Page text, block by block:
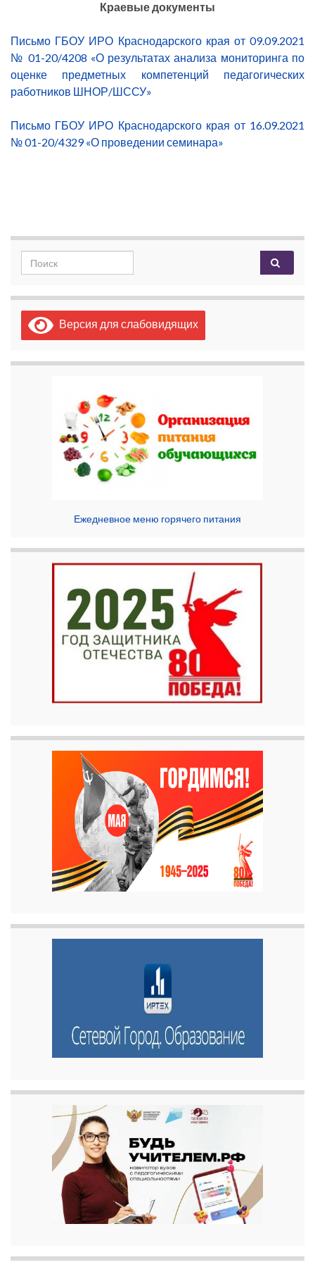
Краевые документы
Письмо ГБОУ ИРО Краснодарского края от 09.09.2021
№ 01-20/4208 «О результатах анализа мониторинга по
оценке предметных компетенций педагогических
работников ШНОР/ШССУ»
Письмо ГБОУ ИРО Краснодарского края от 16.09.2021
№ 01-20/4329 «О проведении семинара»
Search for:
Версия для слабовидящих
Ежедневное меню горячего питания